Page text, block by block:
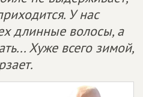
У нас
длинные волосы, а
Хуже всего зимой,